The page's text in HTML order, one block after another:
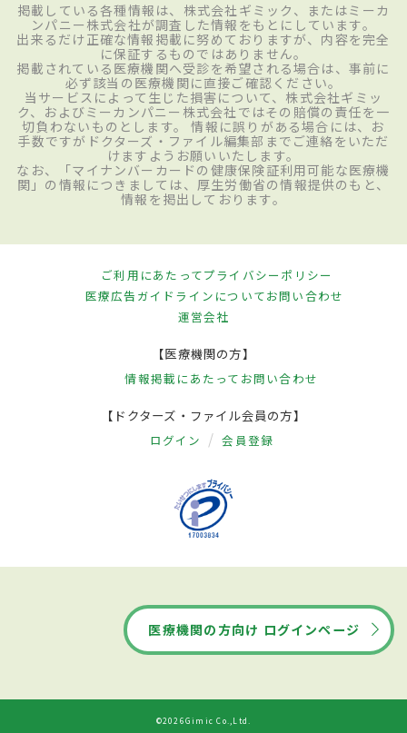
掲載している各種情報は、株式会社ギミック、またはミーカ
ンパニー株式会社が調査した情報をもとにしています。
出来るだけ正確な情報掲載に努めておりますが、内容を完全
に保証するものではありません。
掲載されている医療機関へ受診を希望される場合は、事前に
必ず該当の医療機関に直接ご確認ください。
当サービスによって生じた損害について、株式会社ギミッ
ク、およびミーカンパニー株式会社ではその賠償の責任を一
切負わないものとします。 情報に誤りがある場合には、お
手数ですがドクターズ・ファイル編集部までご連絡をいただ
けますようお願いいたします。
なお、「マイナンバーカードの健康保険証利用可能な医療機
関」の情報につきましては、厚生労働省の情報提供のもと、
情報を掲出しております。
ご利用にあたってプライバシーポリシー
医療広告ガイドラインについてお問い合わせ
運営会社
【医療機関の方】
情報掲載にあたって お問い合わせ
【ドクターズ・ファイル会員の方】
ログイン 会員登録
医療機関の方向け ログインページ
©2026Gimic Co.,Ltd.